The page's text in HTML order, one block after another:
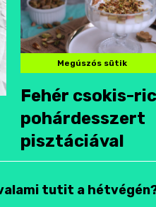
Megúszós sütik
Fehér csokis-
pohárdesszert
pisztáciával
tutit a